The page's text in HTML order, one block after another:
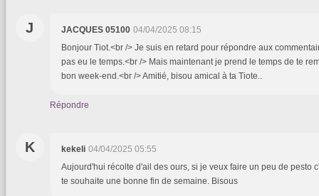
J JACQUES 05100 04/04/2025 08:15
Bonjour Tiot.<br /> Je suis en retard pour répondre aux
pas eu le temps.<br /> Mais maintenant je prend le temps de te
bon week-end.<br /> Amitié, bisou amical à ta Tiote..
Répondre
K kekeli 04/04/2025 05:55
Aujourd'hui récolte d'ail des ours, si je veux faire un peu de pesto
te souhaite une bonne fin de semaine. Bisous